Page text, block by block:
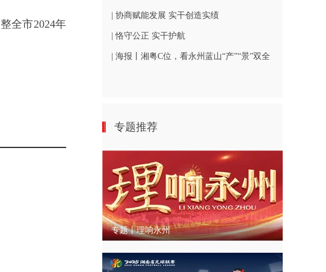
全市2024年
| 协商赋能发展 实干创造实绩
| 恪守公正 实干护航
| 海报丨湘粤C位，看永州蓝山“产”“景”双全
专题推荐
专题丨理响永州